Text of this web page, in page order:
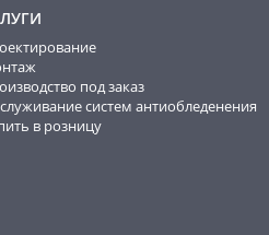
под заказ
систем антиобледенения
в розницу